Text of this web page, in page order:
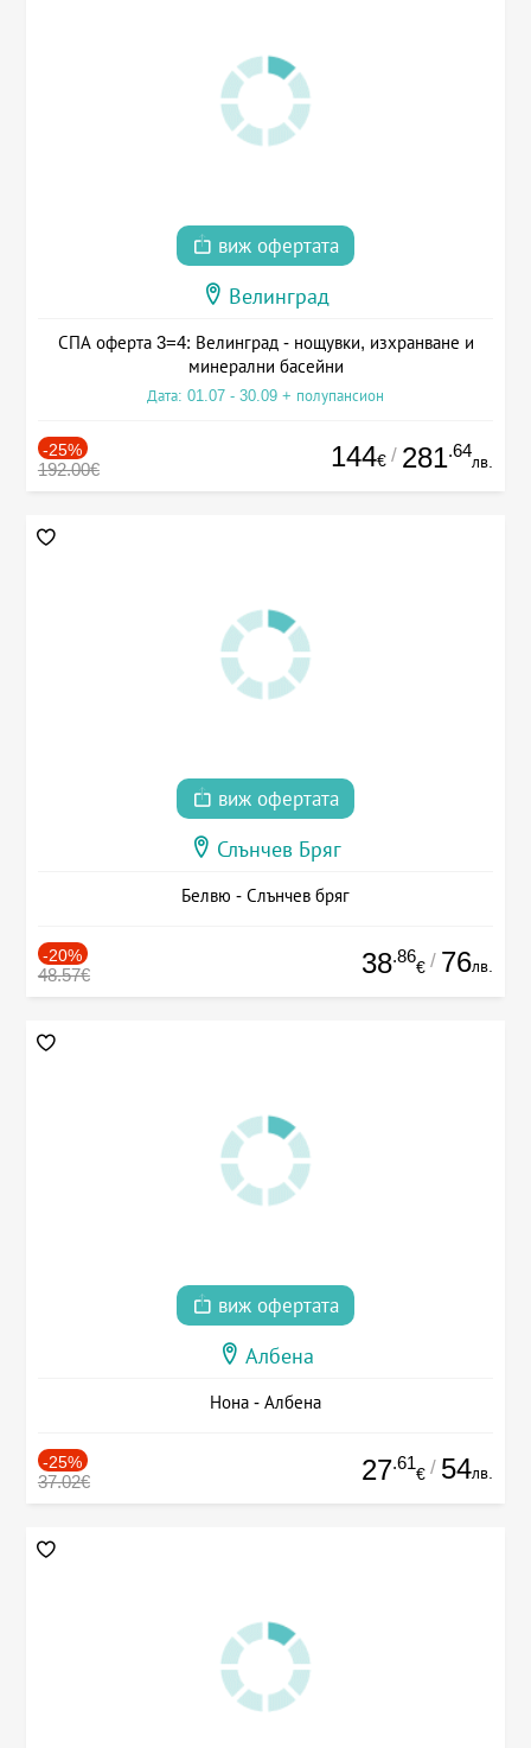
виж офертата
Велинград
СПА оферта 3=4: Велинград - нощувки, изхранване и
минерални басейни
Дата: 01.07 - 30.09 + полупансион
-25%
192.00€ 144€ / 281.64
лв.
виж офертата
Слънчев Бряг
Белвю - Слънчев бряг
-20%
48.57€ 38.86
€ / 76лв.
виж офертата
Албена
Нона - Албена
-25%
37.02€ 27.61
€ / 54лв.